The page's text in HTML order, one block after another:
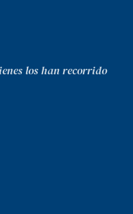
los han recorrido